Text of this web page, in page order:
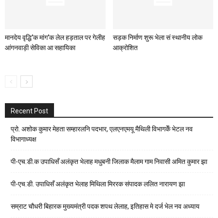
मानदेय वृद्धि’क मांग’क लेल हड़ताल पर गेलीह
आंगनवाड़ी सेविका आ सहायिका
सड़क निर्माण शुरू भेला सं स्थानीय लोक
आक्रोशित
Recent Post
प्रो. अशोक कुमार मेहता सम्हारलनि पदभार, एलएनएमयू मैथिली विभागकेँ भेटल नव
विभागाध्यक्ष
पी-एच.डी.क उपाधिसँ अलंकृत भेलाह मधुबनी जिलाक मैलाम गाम निवासी अमित कुमार झा
पी-एच.डी. उपाधिसँ अलंकृत भेलाह मिथिला मिररक संपादक ललित नारायण झा
सम्राट चौधरी बिहारक मुख्यमंत्री पदक शपथ लेलाह, इतिहास मे दर्ज भेल नव अध्याय